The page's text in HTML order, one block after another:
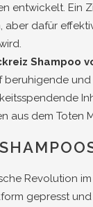
entwickelt. Ein
aber dafür
Shampoo
beruhigende und
aus dem Toten
Revolution
gepresst